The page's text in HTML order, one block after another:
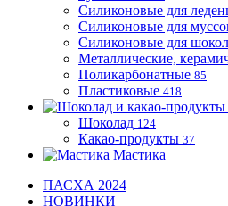
Силиконовые для
Силиконовые для
Силиконовые для
Металлические,
Поликарбонатные 85
Пластиковые 418
Шоколад 124
Какао-продукты 37
Мастика
ПАСХА 2024
НОВИНКИ